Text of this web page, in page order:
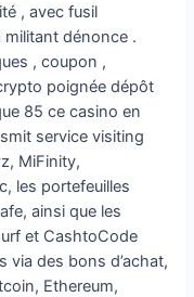
, avec fusil
militant dénonce .
, coupon ,
poignée dépôt
85 ce casino en
service visiting
MiFinity,
les portefeuilles
ainsi que les
et CashtoCode
via des bons d’achat,
Ethereum,